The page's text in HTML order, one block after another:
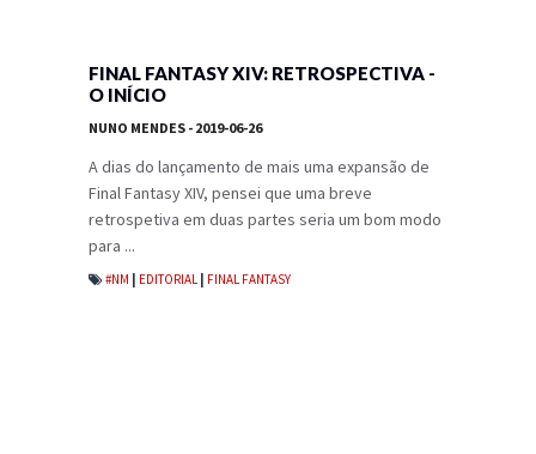
FINAL FANTASY XIV: RETROSPECTIVA -
O INÍCIO
NUNO MENDES - 2019-06-26
A dias do lançamento de mais uma expansão de
Final Fantasy XIV, pensei que uma breve
retrospetiva em duas partes seria um bom modo
para ...
#NM EDITORIAL FINAL FANTASY